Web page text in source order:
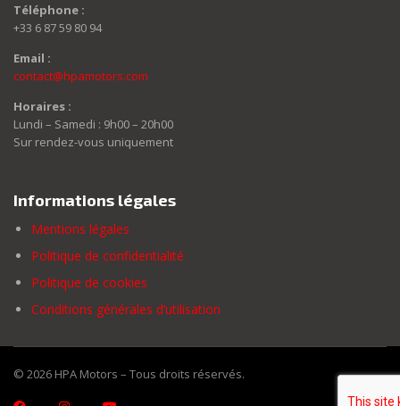
Téléphone :
+33 6 87 59 80 94
Email :
contact@hpamotors.com
Horaires :
Lundi – Samedi : 9h00 – 20h00
Sur rendez-vous uniquement
Informations légales
Mentions légales
Politique de confidentialité
Politique de cookies
Conditions générales d’utilisation
© 2026 HPA Motors – Tous droits réservés.